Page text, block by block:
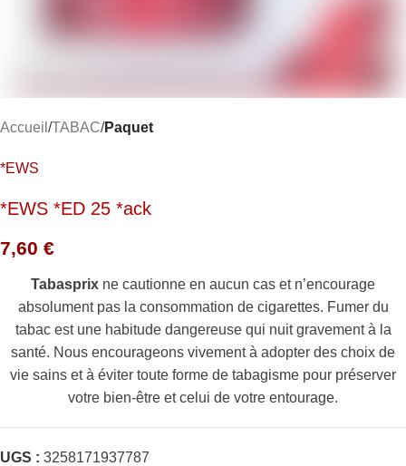
Accueil TABAC Paquet
*EWS
*EWS *ED 25 *ack
7,60 €
Tabasprix ne cautionne en aucun cas et n’encourage
absolument pas la consommation de cigarettes. Fumer du
tabac est une habitude dangereuse qui nuit gravement à la
santé. Nous encourageons vivement à adopter des choix de
vie sains et à éviter toute forme de tabagisme pour préserver
votre bien-être et celui de votre entourage.
UGS : 3258171937787